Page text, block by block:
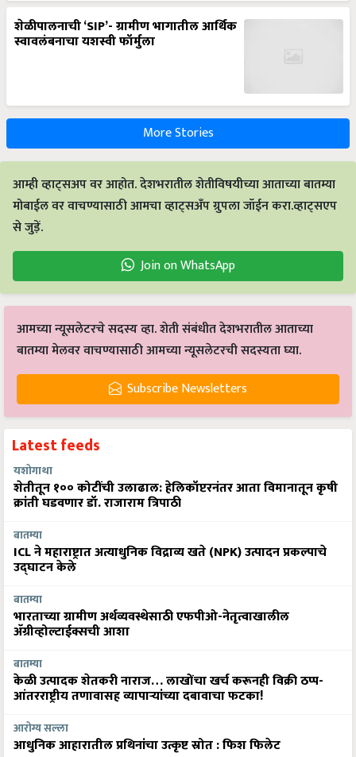
शेळीपालनाची ‘SIP’- ग्रामीण भागातील आर्थिक
स्वावलंबनाचा यशस्वी फॉर्मुला
More Stories
आम्ही व्हाट्सअप वर आहोत. देशभरातील शेतीविषयीच्या आताच्या बातम्या
मोबाईल वर वाचण्यासाठी आमचा व्हाट्सअँप ग्रुपला जॉईन करा.व्हाट्सएप
से जुड़ें.
Join on WhatsApp
आमच्या न्यूसलेटरचे सदस्य व्हा. शेती संबंधीत देशभरातील आताच्या
बातम्या मेलवर वाचण्यासाठी आमच्या न्यूसलेटरची सदस्यता घ्या.
Subscribe Newsletters
Latest feeds
यशोगाथा
शेतीतून १०० कोटींची उलाढाल: हेलिकॉप्टरनंतर आता विमानातून कृषी
क्रांती घडवणार डॉ. राजाराम त्रिपाठी
बातम्या
ICL ने महाराष्ट्रात अत्याधुनिक विद्राव्य खते (NPK) उत्पादन प्रकल्पाचे
उद्घाटन केले
बातम्या
भारताच्या ग्रामीण अर्थव्यवस्थेसाठी एफपीओ-नेतृत्वाखालील
अ‍ॅग्रीव्होल्टाईक्सची आशा
बातम्या
केळी उत्पादक शेतकरी नाराज… लाखोंचा खर्च करूनही विक्री ठप्प-
आंतरराष्ट्रीय तणावासह व्यापाऱ्यांच्या दबावाचा फटका!
आरोग्य सल्ला
आधुनिक आहारातील प्रथिनांचा उत्कृष्ट स्रोत : फिश फिलेट